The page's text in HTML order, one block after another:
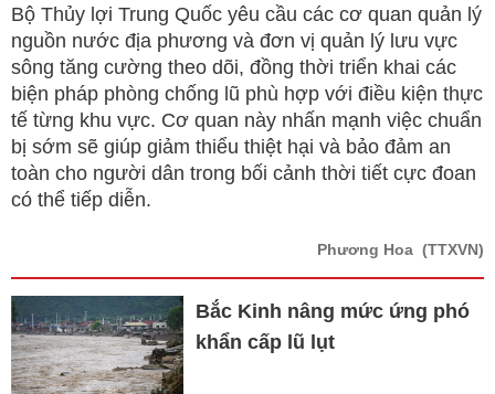
Bộ Thủy lợi Trung Quốc yêu cầu các cơ quan quản lý
nguồn nước địa phương và đơn vị quản lý lưu vực
sông tăng cường theo dõi, đồng thời triển khai các
biện pháp phòng chống lũ phù hợp với điều kiện thực
tế từng khu vực. Cơ quan này nhấn mạnh việc chuẩn
bị sớm sẽ giúp giảm thiểu thiệt hại và bảo đảm an
toàn cho người dân trong bối cảnh thời tiết cực đoan
có thể tiếp diễn.
Phương Hoa (TTXVN)
Bắc Kinh nâng mức ứng phó
khẩn cấp lũ lụt